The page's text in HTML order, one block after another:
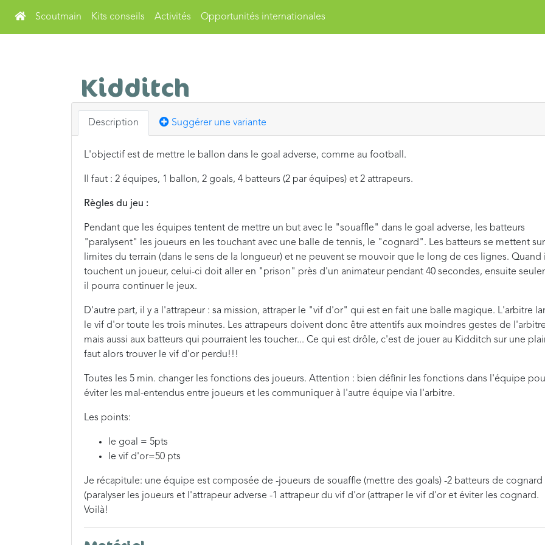
Scoutmain Kits conseils Activités Opportunités internationales
Kidditch
Description Suggérer une variante
L'objectif est de mettre le ballon dans le goal adverse, comme au football.
Il faut : 2 équipes, 1 ballon, 2 goals, 4 batteurs (2 par équipes) et 2 attrapeurs.
Règles du jeu :
Pendant que les équipes tentent de mettre un but avec le "souaffle" dans le goal adverse, les batteurs
"paralysent" les joueurs en les touchant avec une balle de tennis, le "cognard". Les batteurs se mettent
limites du terrain (dans le sens de la longueur) et ne peuvent se mouvoir que le long de ces lignes. Quand
touchent un joueur, celui-ci doit aller en "prison" près d'un animateur pendant 40 secondes, ensuite
il pourra continuer le jeux.
D'autre part, il y a l'attrapeur : sa mission, attraper le "vif d'or" qui est en fait une balle magique. L'arbitre
le vif d'or toute les trois minutes. Les attrapeurs doivent donc être attentifs aux moindres gestes de l'arbitre
mais aussi aux batteurs qui pourraient les toucher... Ce qui est drôle, c'est de jouer au Kidditch sur une
faut alors trouver le vif d'or perdu!!!
Toutes les 5 min. changer les fonctions des joueurs. Attention : bien définir les fonctions dans l'équipe
éviter les mal-entendus entre joueurs et les communiquer à l'autre équipe via l'arbitre.
Les points:
le goal = 5pts
le vif d'or=50 pts
Je récapitule: une équipe est composée de -joueurs de souaffle (mettre des goals) -2 batteurs de cognard
(paralyser les joueurs et l'attrapeur adverse -1 attrapeur du vif d'or (attraper le vif d'or et éviter les cognard.
Voilà!